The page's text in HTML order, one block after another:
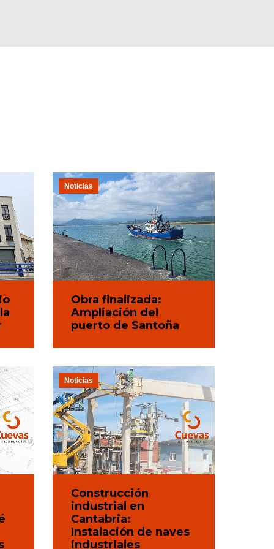
Noticias
Obra finalizada:
Ampliación del
puerto de Santoña
Noticias
Construcción
industrial en
Cantabria:
Instalación de naves
industriales